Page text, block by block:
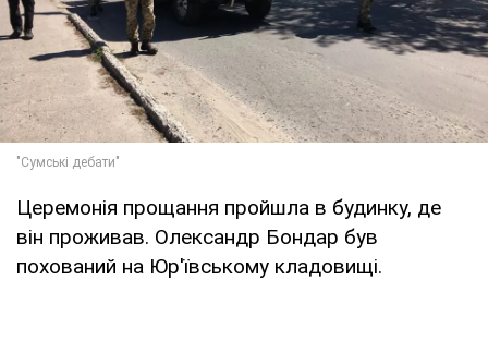
Церемонія прощання пройшла в будинку, де
він проживав. Олександр Бондар був
похований на Юр'ївському кладовищі.